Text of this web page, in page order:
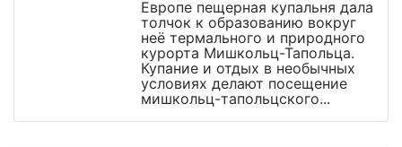
Европе пещерная купальня дала
толчок к образованию вокруг
неё термального и природного
курорта Мишкольц-Тапольца.
Купание и отдых в необычных
условиях делают посещение
мишкольц-тапольцского...